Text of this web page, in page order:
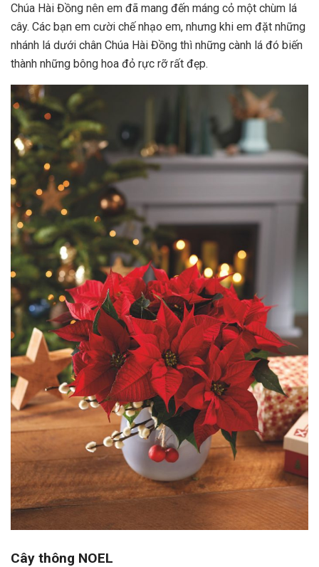
Chúa Hài Đồng nên em đã mang đến máng cỏ một chùm lá
cây. Các bạn em cười chế nhạo em, nhưng khi em đặt những
nhánh lá dưới chân Chúa Hài Đồng thì những cành lá đó biến
thành những bông hoa đỏ rực rỡ rất đẹp.
Cây thông NOEL